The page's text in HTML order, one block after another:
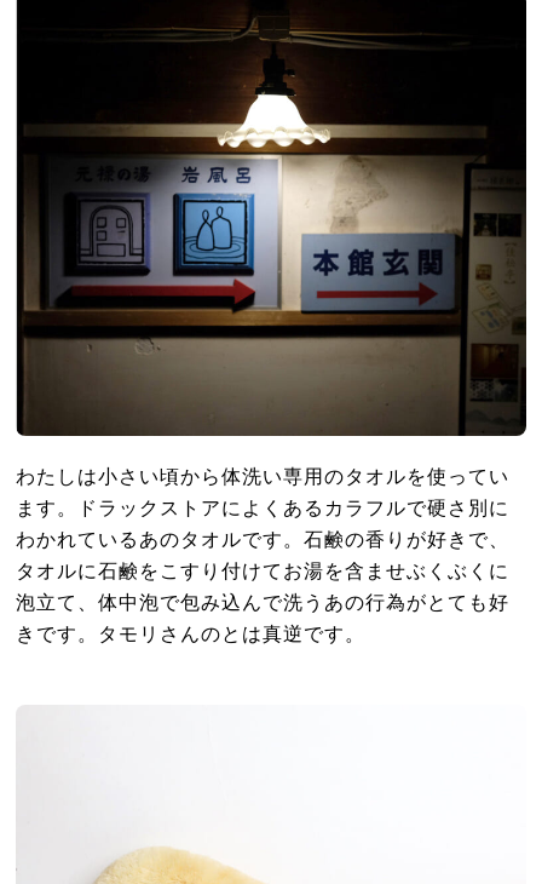
わたしは小さい頃から体洗い専用のタオルを使ってい
ます。ドラックストアによくあるカラフルで硬さ別に
わかれているあのタオルです。石鹸の香りが好きで、
タオルに石鹸をこすり付けてお湯を含ませぶくぶくに
泡立て、体中泡で包み込んで洗うあの行為がとても好
きです。タモリさんのとは真逆です。